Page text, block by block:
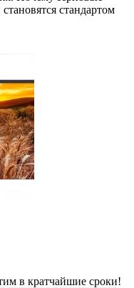
стандартом
в кратчайшие сроки!